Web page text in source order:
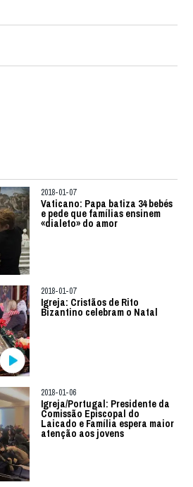
2018-01-07
Vaticano: Papa batiza 34 bebés
e pede que famílias ensinem
«dialeto» do amor
2018-01-07
Igreja: Cristãos de Rito
Bizantino celebram o Natal
2018-01-06
Igreja/Portugal: Presidente da
Comissão Episcopal do
Laicado e Família espera maior
atenção aos jovens